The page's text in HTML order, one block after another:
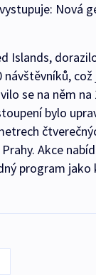
Nová
Islands,
návštěvníků, což
se na něm na
bylo
Akce
program jako